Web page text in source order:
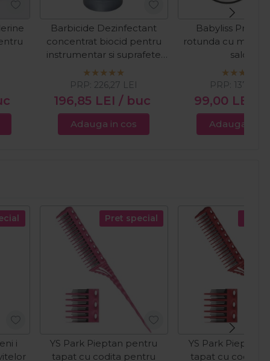
Barbicide Dezinfectant
concentrat biocid pentru
instrumentar si suprafete
2000ml
196,85 LEI / buc
PRP: 226,27 LEI
Adauga in cos
Babyliss Pro
rotunda cu
salon
99,00 LEI
PRP: 137,36
Adauga in
i
Pret special
YS Park Pieptan pentru
tapat cu codita pentru
YS Park Pieptan
tapat cu codita